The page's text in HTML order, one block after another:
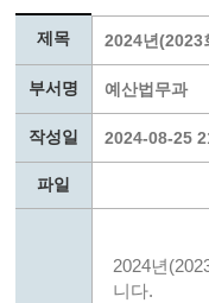
제목 2024년(2023
부서명 예산법무과
작성일 2024-08-25
파일
2024년
니다.